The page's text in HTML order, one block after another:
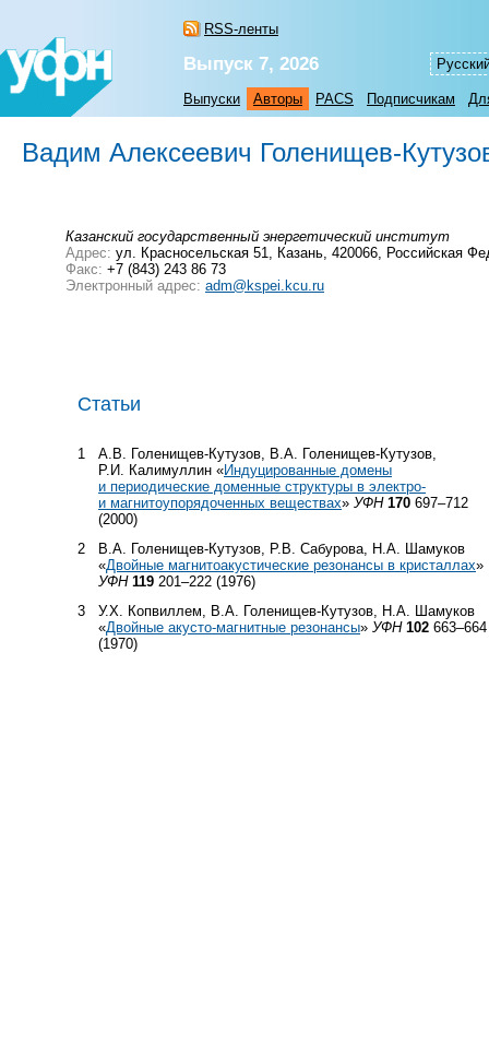
RSS-ленты
Выпуск 7, 2026
Выпуски Авторы PACS Подписчикам
Вадим Алексеевич Голенищев-
Казанский государственный энергетический институт
Адрес: ул. Красносельская 51, Казань, 420066, Российская
Факс: +7 (843) 243 86 73
Электронный адрес: adm@kspei.kcu.ru
Статьи
1
А.В. Голенищев-Кутузов, В.А. Голенищев-Кутузов,
Р.И. Калимуллин «Индуцированные домены
и периодические доменные структуры в электро-
и магнитоупорядоченных веществах» УФН 170 697–712
(2000)
2
В.А. Голенищев-Кутузов, Р.В. Сабурова, Н.А. Шамуков
«Двойные магнитоакустические резонансы в кристаллах»
УФН 119 201–222 (1976)
3
У.Х. Копвиллем, В.А. Голенищев-Кутузов, Н.А. Шамуков
«Двойные акусто-магнитные резонансы» УФН 102 663–664
(1970)